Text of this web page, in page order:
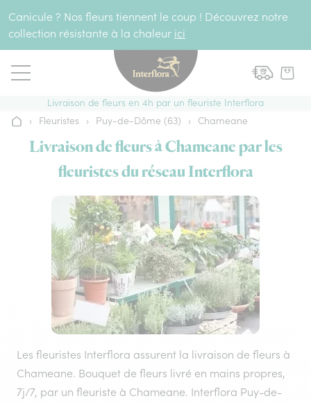
Canicule ? Nos fleurs tiennent le coup ! Découvrez notre
collection résistante à la chaleur ici
Livraison de fleurs en 4h par un fleuriste Interflora
Accueil
› Fleuristes › Puy-de-Dôme (63) › Chameane
Livraison de fleurs à Chameane par les
fleuristes du réseau Interflora
Les fleuristes Interflora assurent la livraison de fleurs à
Chameane. Bouquet de fleurs livré en mains propres,
7j/7, par un fleuriste à Chameane. Interflora Puy-de-